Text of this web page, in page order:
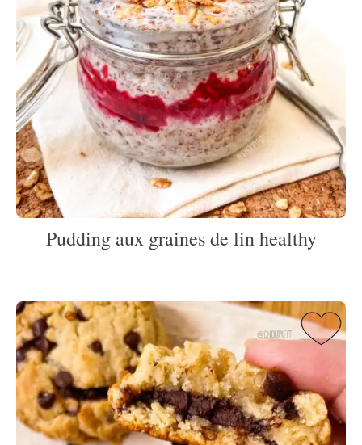
Pudding aux graines de lin healthy